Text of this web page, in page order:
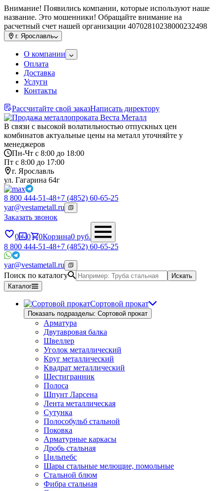
Внимание! Появились компании, которые используют наше
название. Это мошенники! Обращайте внимание на
расчетный счет нашей организации 40702810238000232498
г. Ярославль
О компании
Оплата
Доставка
Услуги
Контакты
Рассчитайте свой заказНаписать директору
В связи с высокой волатильностью отпускных цен
комбинатов актуальные цены на металл уточняйте у
менеджеров
Пн-Чт с 8:00 до 18:00
Пт с 8:00 до 17:00
г. Ярославль
ул. Гагарина 64г
8 800 444-51-48+7 (4852) 60-65-25
yar@vestametall.ru
Заказать звонок
0 0 0Корзина0 руб.
8 800 444-51-48+7 (4852) 60-65-25
yar@vestametall.ru
Поиск по каталогу
Искать
Каталог
Сортовой прокат
Показать подразделы: Сортовой прокат
Арматура
Двутавровая балка
Швеллер
Уголок металлический
Круг металлический
Квадрат металлический
Шестигранник
Полоса
Шпунт Ларсена
Лента металлическая
Сутунка
Полособульб стальной
Поковка
Арматурные каркасы
Дробь стальная
Цильпебс
Шары стальные мелющие, помольные
Стальной блюм
Фибра стальная